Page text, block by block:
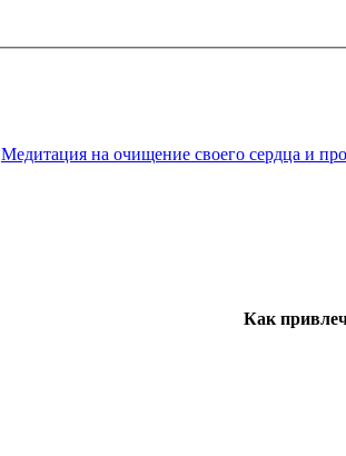
Медитация на очищение своего сердца и
Как